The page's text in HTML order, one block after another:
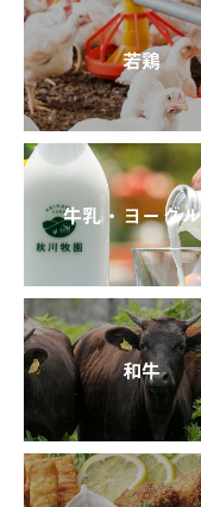
若鶏
牛乳・ヨーグ
和牛